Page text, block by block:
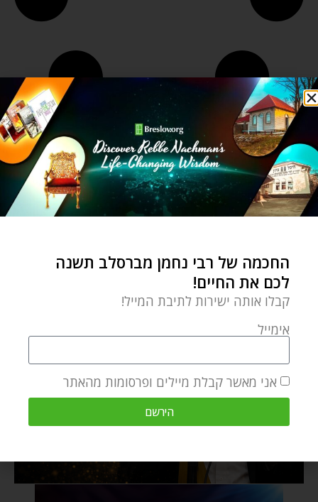
החכמה של רבי נחמן מברסלב תשנה
לכם את החיים!
קבלו אותה ישירות לתיבת המייל!
אימייל
אני מאשר קבלת מיילים ופרסומות מהאתר
הירשם